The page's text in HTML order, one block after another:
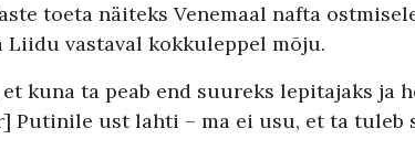
toeta näiteks Venemaal nafta
vastaval kokkuleppel mõju.
kuna ta peab end suureks lepitajaks ja
Putinile ust lahti – ma ei usu, et ta tuleb